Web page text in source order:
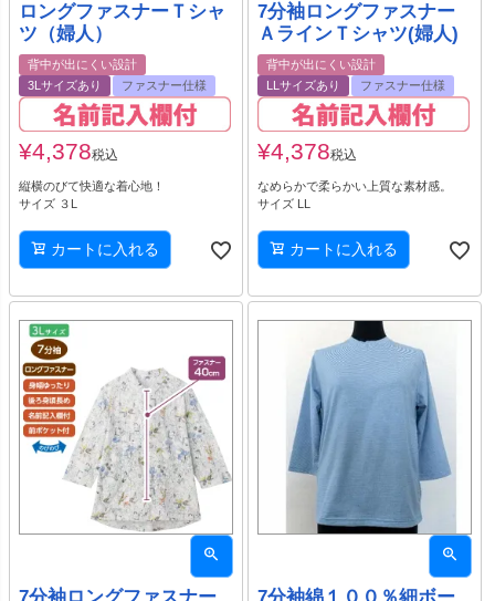
ロングファスナーＴシャ
ツ（婦人）
背中が出にくい設計
3Lサイズあり
ファスナー仕様
¥4,378税込
縦横のびて快適な着心地！
サイズ ３L
カートに入れる
7分袖ロングファスナー
ＡラインＴシャツ(婦人)
背中が出にくい設計
LLサイズあり
ファスナー仕様
¥4,378税込
なめらかで柔らかい上質な素材感。
サイズ LL
カートに入れる